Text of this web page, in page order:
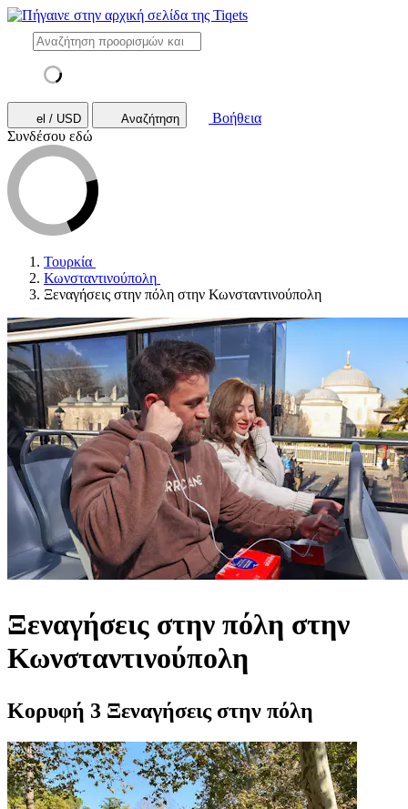
el / USD Αναζήτηση
Βοήθεια
Συνδέσου εδώ
Τουρκία
Κωνσταντινούπολη
Ξεναγήσεις στην πόλη στην Κωνσταντινούπολη
Ξεναγήσεις στην πόλη στην
Κωνσταντινούπολη
Κορυφή 3 Ξεναγήσεις στην πόλη